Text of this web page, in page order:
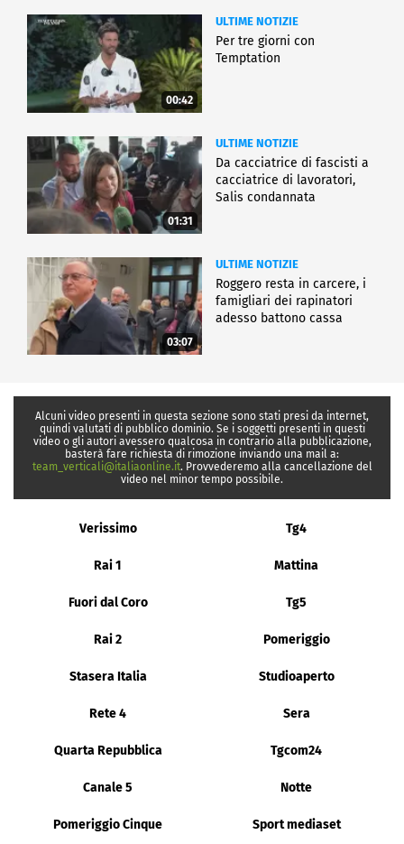
00:42
ULTIME NOTIZIE
Per tre giorni con
Temptation
01:31
ULTIME NOTIZIE
Da cacciatrice di fascisti a
cacciatrice di lavoratori,
Salis condannata
03:07
ULTIME NOTIZIE
Roggero resta in carcere, i
famigliari dei rapinatori
adesso battono cassa
Alcuni video presenti in questa sezione sono stati presi da internet,
quindi valutati di pubblico dominio. Se i soggetti presenti in questi
video o gli autori avessero qualcosa in contrario alla pubblicazione,
basterà fare richiesta di rimozione inviando una mail a:
team_verticali@italiaonline.it. Provvederemo alla cancellazione del
video nel minor tempo possibile.
Verissimo Tg4
Rai 1 Mattina
Fuori dal Coro Tg5
Rai 2 Pomeriggio
Stasera Italia Studioaperto
Rete 4 Sera
Quarta Repubblica Tgcom24
Canale 5 Notte
Pomeriggio Cinque Sport mediaset